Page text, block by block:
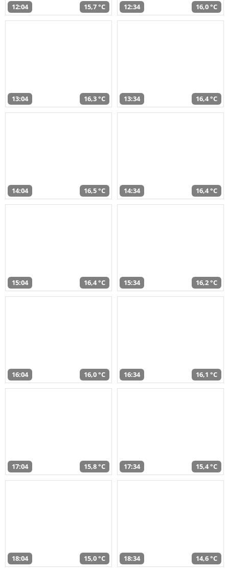
12:04 15,7 °C 12:34 16,0 °C
13:04 16,3 °C 13:34 16,4 °C
14:04 16,5 °C 14:34 16,4 °C
15:04 16,4 °C 15:34 16,2 °C
16:04 16,0 °C 16:34 16,1 °C
17:04 15,8 °C 17:34 15,4 °C
18:04 15,0 °C 18:34 14,6 °C